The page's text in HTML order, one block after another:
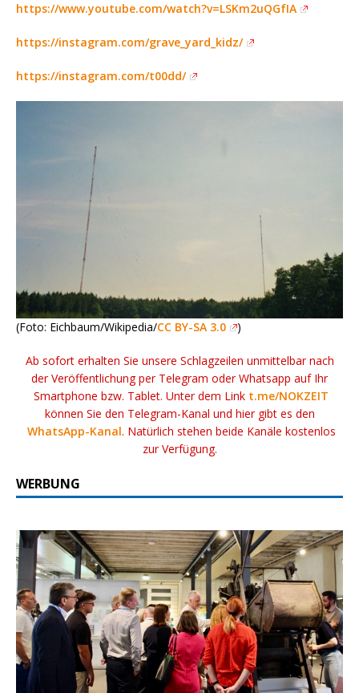
https://www.youtube.com/watch?v=LSKm2uQGfIA
https://instagram.com/grave_yard_kidz/
https://instagram.com/t00dd/
(Foto: Eichbaum/Wikipedia/CC BY-SA 3.0 )
Ab sofort erhalten Sie unsere Schlagzeilen unmittelbar nach
der Veröffentlichung per Telegram oder Whatsapp auf Ihr
Smartphone bzw. Tablet. Unter dem Link t.me/NOKZEIT
können Sie den Telegram-Kanal und hier gibt es den
WhatsApp-Kanal. Natürlich stehen beide Kanäle kostenlos
zur Verfügung.
WERBUNG